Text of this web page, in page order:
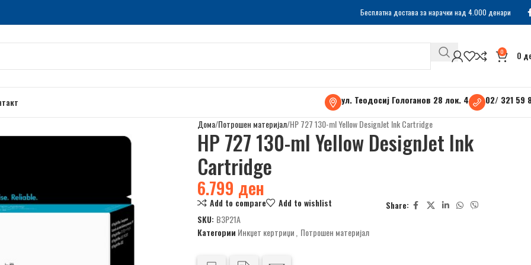
Бесплатна достава за нарачки над 4.000 денари
0 0
ул. Теодосиј Гологанов 28 лок. 4 02/ 321 59
Дома Потрошен материјал HP 727 130-ml Yellow DesignJet Ink Cartridge
HP 727 130-ml Yellow DesignJet Ink
Cartridge
6.799 ден
Add to compare Add to wishlist
Share:
SKU: B3P21A
Категории Инкџет кертриџи Потрошен материјал